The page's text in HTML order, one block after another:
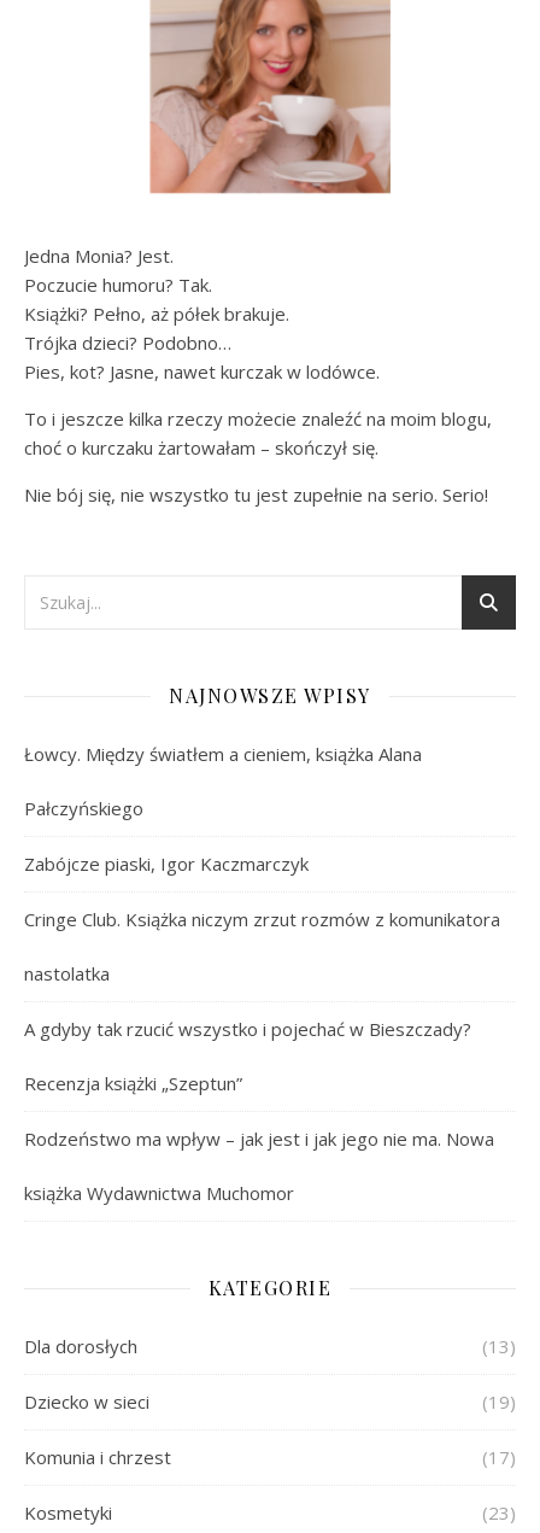
Jedna Monia? Jest.
Poczucie humoru? Tak.
Książki? Pełno, aż półek brakuje.
Trójka dzieci? Podobno…
Pies, kot? Jasne, nawet kurczak w lodówce.
To i jeszcze kilka rzeczy możecie znaleźć na moim blogu,
choć o kurczaku żartowałam – skończył się.
Nie bój się, nie wszystko tu jest zupełnie na serio. Serio!
NAJNOWSZE WPISY
Łowcy. Między światłem a cieniem, książka Alana
Pałczyńskiego
Zabójcze piaski, Igor Kaczmarczyk
Cringe Club. Książka niczym zrzut rozmów z komunikatora
nastolatka
A gdyby tak rzucić wszystko i pojechać w Bieszczady?
Recenzja książki „Szeptun”
Rodzeństwo ma wpływ – jak jest i jak jego nie ma. Nowa
książka Wydawnictwa Muchomor
KATEGORIE
Dla dorosłych (13)
Dziecko w sieci (19)
Komunia i chrzest (17)
Kosmetyki (23)